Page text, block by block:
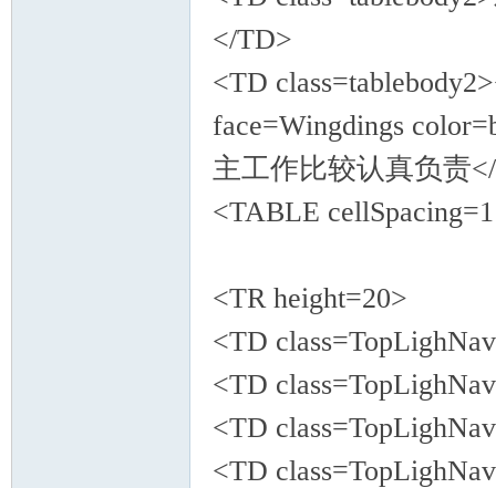
</TD>
<TD
face=Wingdings
主工作比较认真负责
<TABLE
<TR height=20>
<TD
<TD
<TD
<TD